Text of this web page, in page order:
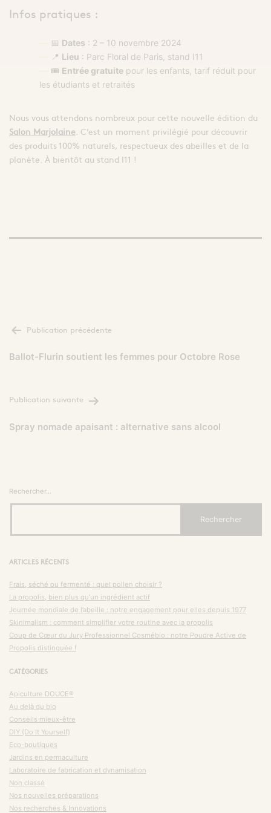
Infos pratiques :
📅 Dates : 2 – 10 novembre 2024
📍 Lieu : Parc Floral de Paris, stand I11
🎟️ Entrée gratuite pour les enfants, tarif réduit pour
les étudiants et retraités
Nous vous attendons nombreux pour cette nouvelle édition du
Salon Marjolaine . C’est un moment privilégié pour découvrir
des produits 100% naturels, respectueux des abeilles et de la
planète. À bientôt au stand I11 !
NAVIGATION
L’ARTICLE
Publication précédente
Ballot-Flurin soutient les femmes pour Octobre Rose
Publication suivante
Spray nomade apaisant : alternative sans alcool
Rechercher…
ARTICLES RÉCENTS
Frais, séché ou fermenté : quel pollen choisir ?
La propolis, bien plus qu’un ingrédient actif
Journée mondiale de l’abeille : notre engagement pour elles depuis 1977
Skinimalism : comment simplifier votre routine avec la propolis
Coup de Cœur du Jury Professionnel Cosmébio : notre Poudre Active de
Propolis distinguée !
CATÉGORIES
Apiculture DOUCE®
Au delà du bio
Conseils mieux-être
DIY (Do It Yourself)
Eco-boutiques
Jardins en permaculture
Laboratoire de fabrication et dynamisation
Non classé
Nos nouvelles préparations
Nos recherches & Innovations